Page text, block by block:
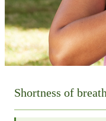
Shortness of breath